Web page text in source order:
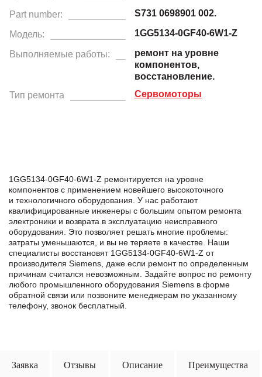
Part number: S731 0698901 002.
Модель: 1GG5134-0GF40-6W1-Z
Выполняемые работы:
ремонт на уровне
компонентов,
восстановление.
Тип ремонта
Сервомоторы
1GG5134-0GF40-6W1-Z ремонтируется на уровне
компонентов с применением новейшего высокоточного
и технологичного оборудования. У нас работают
квалифицированные инженеры с большим опытом ремонта
электроники и возврата в эксплуатацию неисправного
оборудования. Это позволяет решать многие проблемы:
затраты уменьшаются, и вы не теряете в качестве. Наши
специалисты восстановят 1GG5134-0GF40-6W1-Z от
производителя Siemens, даже если ремонт по определенным
причинам считался невозможным. Задайте вопрос по ремонту
любого промышленного оборудования Siemens в формe
обратной связи или позвоните менеджерам по указанному
телефону, звонок бесплатный.
Заявка Отзывы Описание Преимущества